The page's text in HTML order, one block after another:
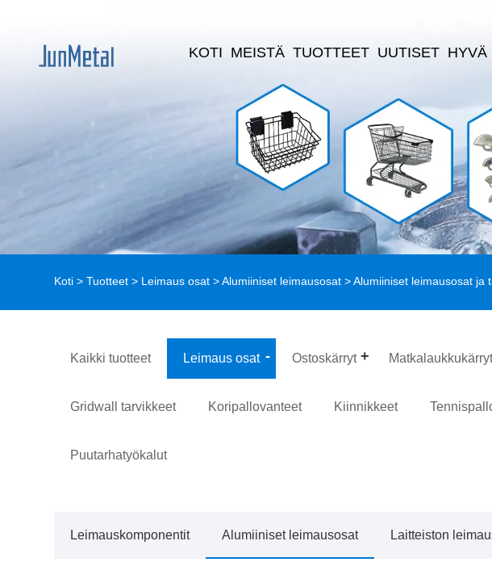
KOTI MEISTÄ TUOTTEET UUTISET HYVÄ
Koti > Tuotteet > Leimaus osat >Alumiiniset leimausosat > Alumiiniset leimausosat ja
Kaikki tuotteet Leimaus osat Ostoskärryt
Gridwall tarvikkeet Koripallovanteet Kiinnikkeet
Puutarhatyökalut
Leimauskomponentit Alumiiniset leimausosat Laitteiston